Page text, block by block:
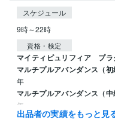
スケジュール
9時～22時
資格・検定
マイティピュリフィア プラ
マルチプルアバンダンス（
年
マルチプルアバンダンス（
年
マルチプルアバンダンス（上
出品者の実績をもっと見